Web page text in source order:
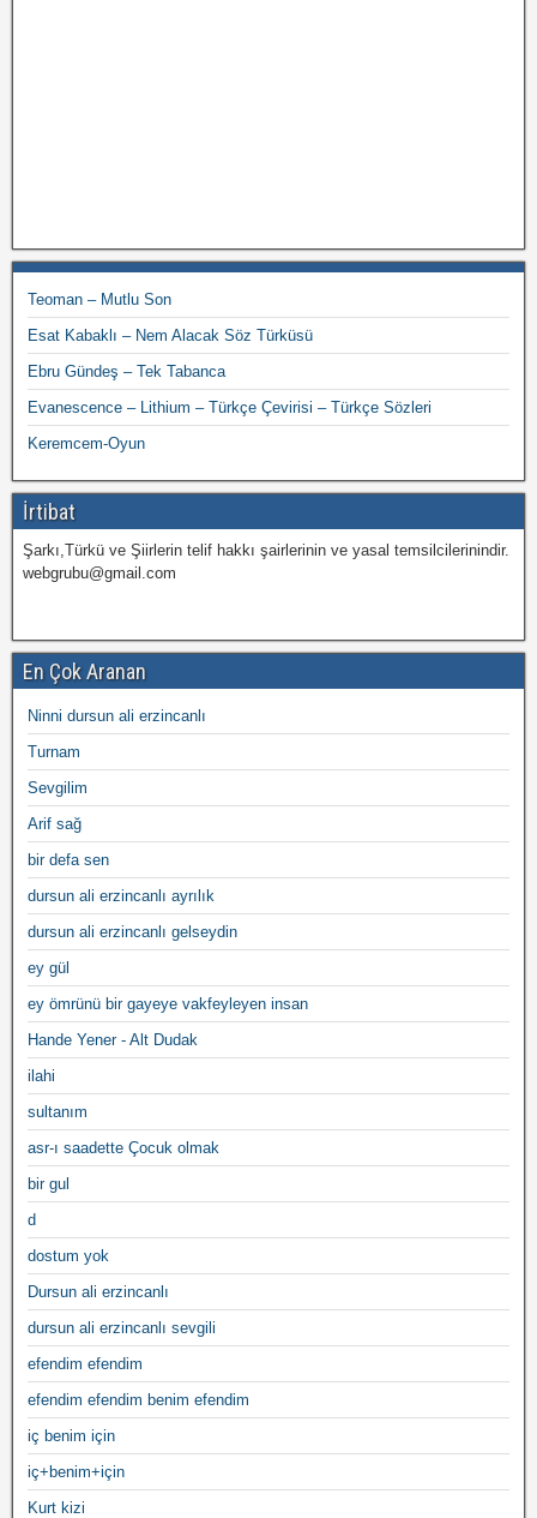
Teoman – Mutlu Son
Esat Kabaklı – Nem Alacak Söz Türküsü
Ebru Gündeş – Tek Tabanca
Evanescence – Lithium – Türkçe Çevirisi – Türkçe Sözleri
Keremcem-Oyun
İrtibat
Şarkı,Türkü ve Şiirlerin telif hakkı şairlerinin ve yasal temsilcilerinindir.
webgrubu@gmail.com
En Çok Aranan
Ninni dursun ali erzincanlı
Turnam
Sevgilim
Arif sağ
bir defa sen
dursun ali erzincanlı ayrılık
dursun ali erzincanlı gelseydin
ey gül
ey ömrünü bir gayeye vakfeyleyen insan
Hande Yener - Alt Dudak
ilahi
sultanım
asr-ı saadette Çocuk olmak
bir gul
d
dostum yok
Dursun ali erzincanlı
dursun ali erzincanlı sevgili
efendim efendim
efendim efendim benim efendim
iç benim için
iç+benim+için
Kurt kizi